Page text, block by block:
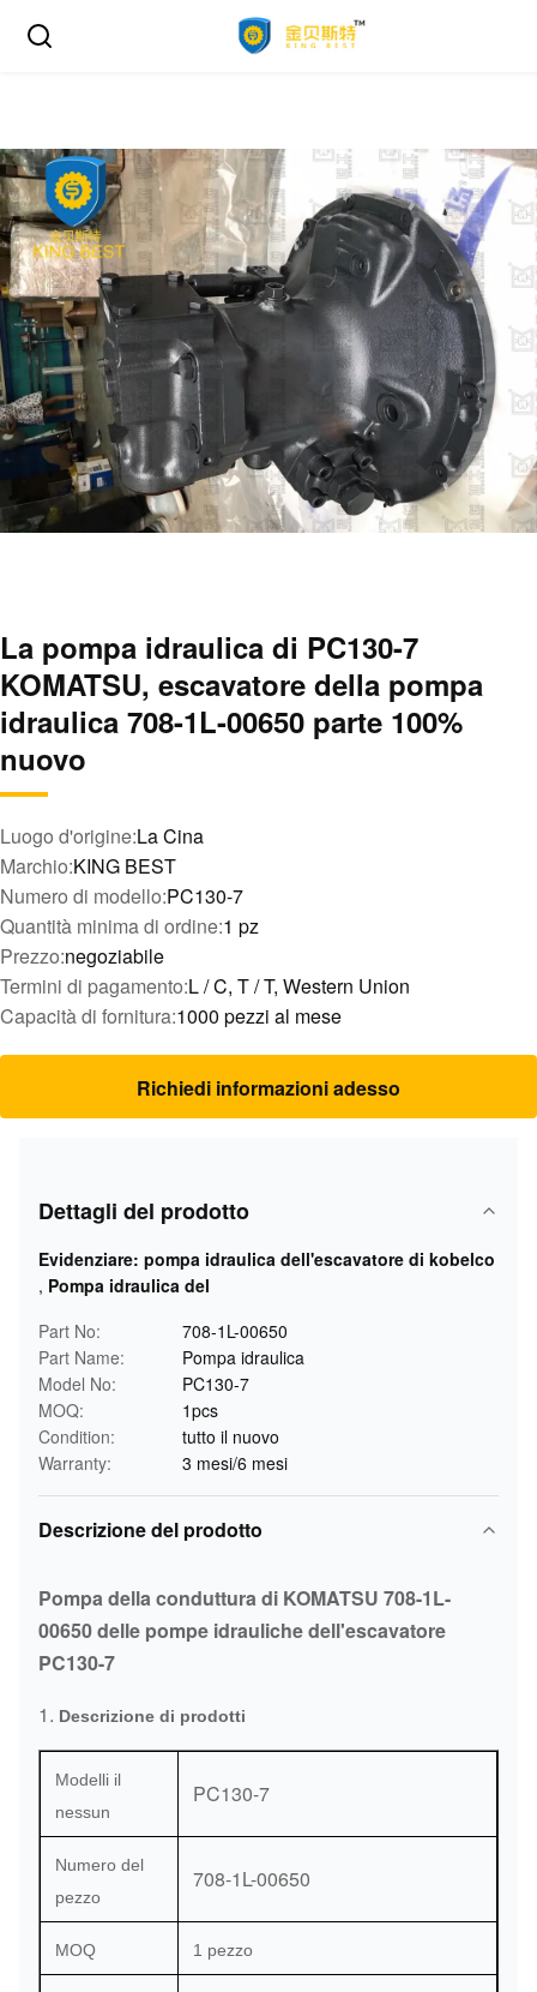
La pompa idraulica di PC130-7
KOMATSU, escavatore della pompa
idraulica 708-1L-00650 parte 100%
nuovo
Luogo d'origine:La Cina
Marchio:KING BEST
Numero di modello:PC130-7
Quantità minima di ordine:1 pz
Prezzo:negoziabile
Termini di pagamento:L / C, T / T, Western Union
Capacità di fornitura:1000 pezzi al mese
Richiedi informazioni adesso
Dettagli del prodotto
Evidenziare: pompa idraulica dell'escavatore di kobelco
, Pompa idraulica del
Part No:
708-1L-00650
Part Name:
Pompa idraulica
Model No:
PC130-7
MOQ:
1pcs
Condition:
tutto il nuovo
Warranty:
3 mesi/6 mesi
Descrizione del prodotto
Pompa della conduttura di KOMATSU 708-1L-
00650 delle pompe idrauliche dell'escavatore
PC130-7
1. Descrizione di prodotti
Modelli il
nessun
PC130-7
Numero del
pezzo
708-1L-00650
MOQ 1 pezzo